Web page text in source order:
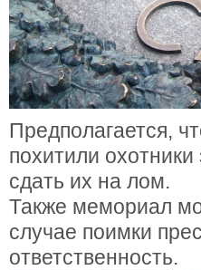
Предполагается,
похитили
сдать их на лом.
Также мемориал
случае поимки
ответственность.